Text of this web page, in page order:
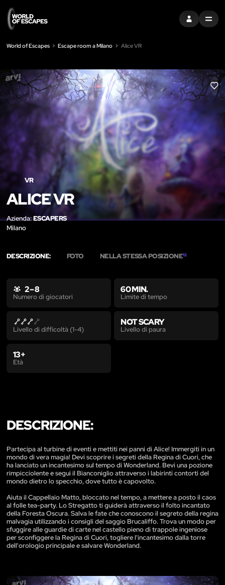
ACCEDIMENU
World of Escapes Escape room a Milano Alice VR
LIKE
VR
ALICE VR
Azienda:ESCAPERS
Milano
DESCRIZIONE: FOTO NELLA STESSA POSIZIONE12
2 – 8
Numero di giocatori
60 MIN.
Limite di tempo
Livello di difficoltà (1-4)
NOT SCARY
Livello di paura
13+
Età
DESCRIZIONE:
Partecipa al turbine di eventi e mettiti nei panni di Alice! Immergiti in un
mondo di vera magia! Devi scoprire i segreti della Regina di Cuori, che
ha lanciato un incantesimo sul tempo di Wonderland. Bevi una pozione
rimpicciolente e segui il Bianconiglio attraverso i labirinti contorti del
mondo dietro lo specchio, dove tutto è capovolto.
Aiuta il Cappellaio Matto, bloccato nel tempo, a mettere a posto il caos
al folle tea-party. Lo Stregatto ti guiderà attraverso il folto incantato
della Foresta Oscura. Salva le fate che conoscono il segreto della regina
malvagia utilizzando i consigli del saggio Brucaliffo. Trova un modo per
sfuggire alle guardie di carte nel castello pieno di trappole ingeniose
per sconfiggere la Regina di Cuori, togliere l'incantesimo dalla torre
dell'orologio principale e salvare Wonderland.